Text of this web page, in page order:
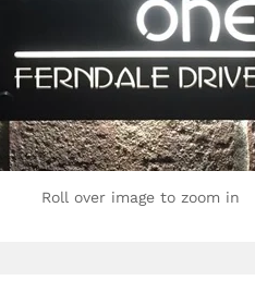
Roll over image to zoom in